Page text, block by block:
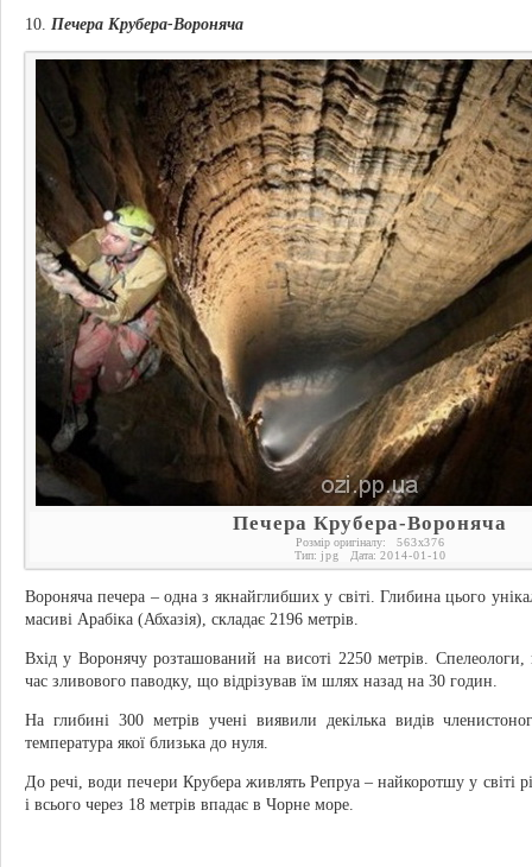
10. Печера Крубера-Вороняча
Печера Крубера-Вороняча
Розмір оригіналу: 563x376
Тип: jpg Дата: 2014-01-10
Вороняча печера – одна з якнайглибших у світі. Глибина цього
масиві Арабіка (Абхазія), складає 2196 метрів.
Вхід у Воронячу розташований на висоті 2250 метрів.
час зливового паводку, що відрізував їм шлях назад на 30 годин.
На глибині 300 метрів учені виявили декілька видів
температура якої близька до нуля.
До речі, води печери Крубера живлять Репруа – найкоротшу у світі
і всього через 18 метрів впадає в Чорне море.